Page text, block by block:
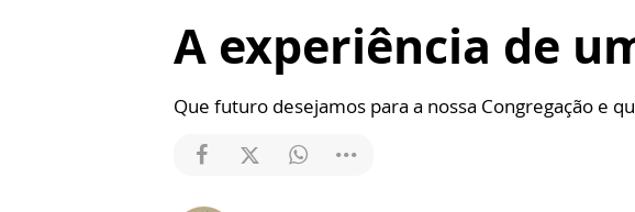
A experiência de
Que futuro desejamos para a nossa Congregação e